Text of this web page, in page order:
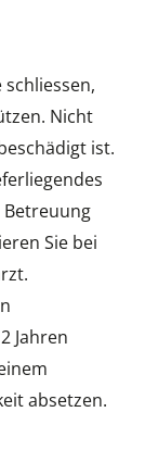
Nicht
ist.
Betreuung
Sie bei
Jahren
absetzen.